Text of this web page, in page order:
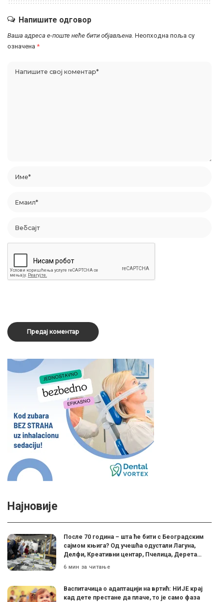
Напишите одговор
Ваша адреса е-поште неће бити објављена. Неопходна поља су
означена *
Најновије
После 70 година – шта ће бити с Београдским
сајмом књига? Од учешћа одустали Лагуна,
Делфи, Креативни центар, Пчелица, Дерета…
6 мин за читање
Васпитачица о адаптацији на вртић: НИЈЕ крај
кад дете престане да плаче, то је само фаза